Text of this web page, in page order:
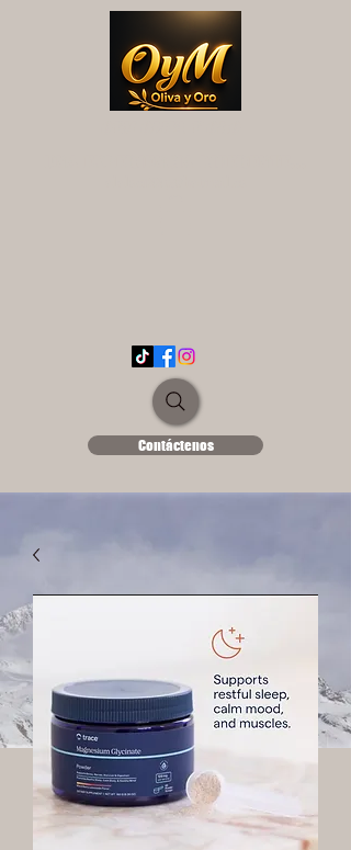
Contáctenos